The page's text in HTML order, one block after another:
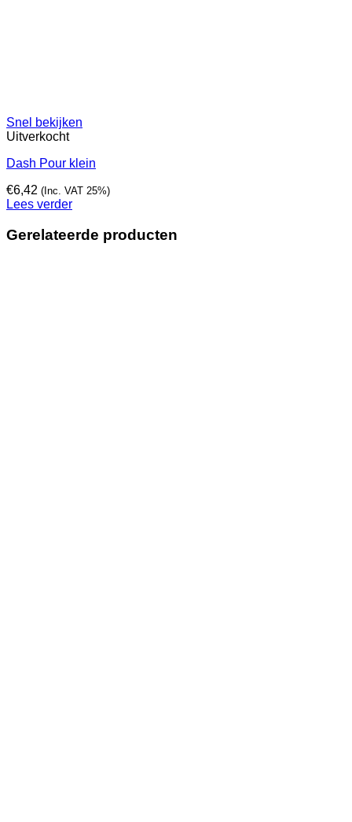
Snel bekijken
Uitverkocht
Dash Pour klein
€6,42 (Inc. VAT 25%)
Lees verder
Gerelateerde producten